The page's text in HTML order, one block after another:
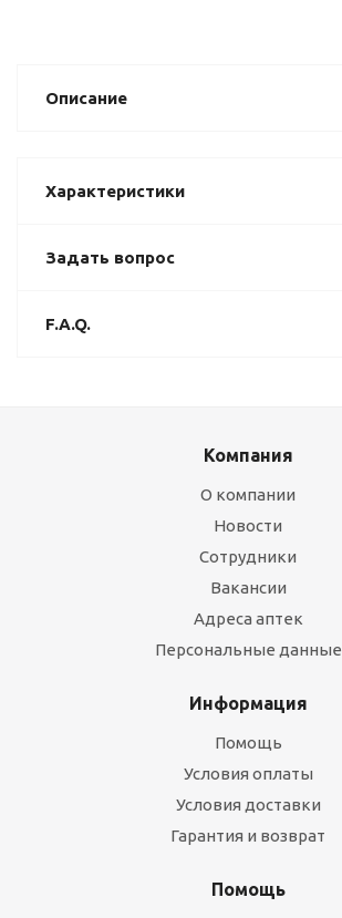
Описание
Характеристики
Задать вопрос
F.A.Q.
Компания
О компании
Новости
Сотрудники
Вакансии
Адреса аптек
Персональные данные
Информация
Помощь
Условия оплаты
Условия доставки
Гарантия и возврат
Помощь